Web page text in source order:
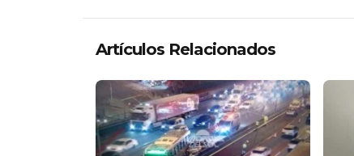
Artículos Relacionados